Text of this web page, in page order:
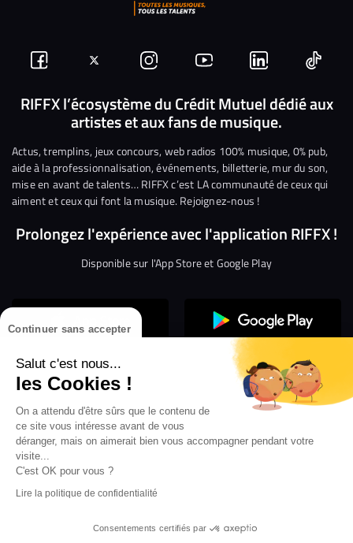
Continuer sans accepter
Salut c'est nous...
les Cookies !
On a attendu d'être sûrs que le contenu de
ce site vous intéresse avant de vous
déranger, mais on aimerait bien vous accompagner pendant votre
visite...
C'est OK pour vous ?
Lire la politique de confidentialité
Consentements certifiés par
Suivez-
nous
Facebook
Suivez-
nous
sur
Twitter
Nous
rejoindre
sur
Instagram
Nous
rejoindre
sur
YouTube
Nous
rejoindre
sur
Linkedin
Nous
RIFFX l’écosystème du Crédit Mutuel dédié aux
artistes et aux fans de musique.
Actus, tremplins, jeux concours, web radios 100% musique, 0% pub,
aide à la professionnalisation, événements, billetterie, mur du son,
mise en avant de talents… RIFFX c’est LA communauté de ceux qui
aiment et ceux qui font la musique. Rejoignez-nous !
Prolongez l'expérience avec l'application RIFFX !
Disponible sur l'App Store et Google Play
Confidentialité
Gestion des cookies
Conditions générales d’utilisation
Mentions légales
les webradios RIFFX
en exclusivité sur VIBES le titre de la révé